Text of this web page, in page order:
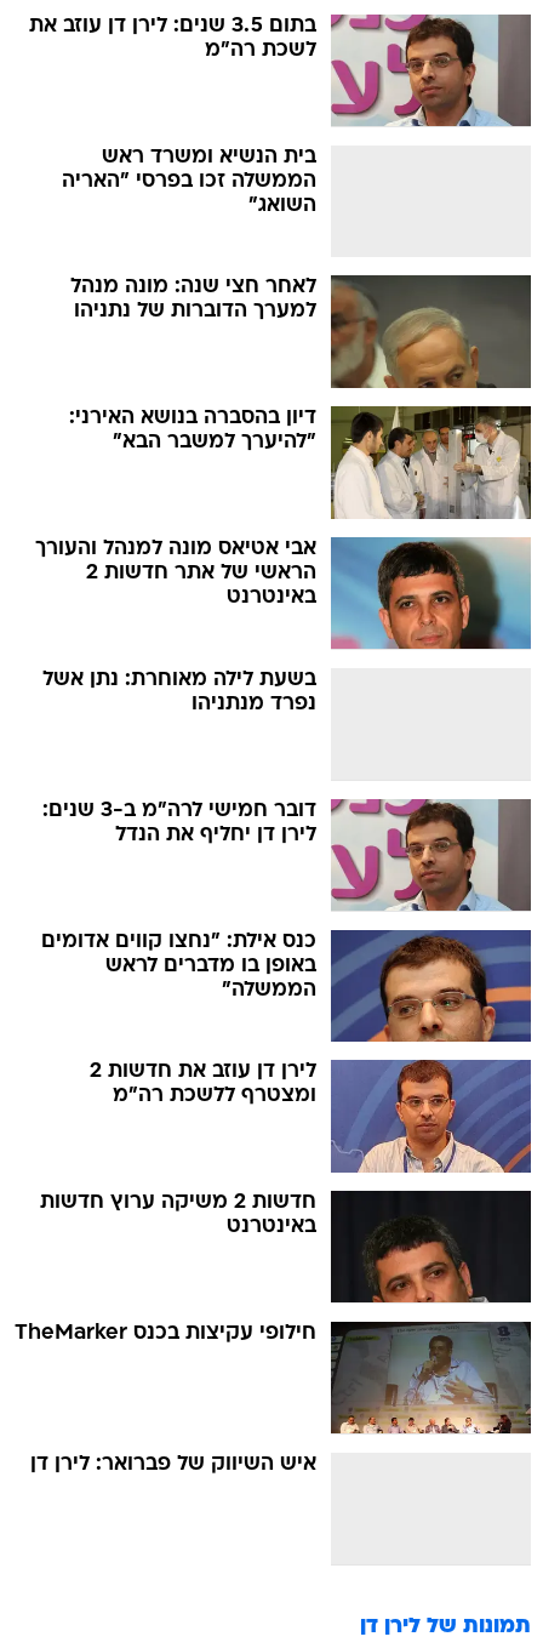
בתום 3.5 שנים: לירן דן עוזב את
לשכת רה"מ
בית הנשיא ומשרד ראש
הממשלה זכו בפרסי "האריה
השואג"
לאחר חצי שנה: מונה מנהל
למערך הדוברות של נתניהו
דיון בהסברה בנושא האירני:
"להיערך למשבר הבא"
אבי אטיאס מונה למנהל והעורך
הראשי של אתר חדשות 2
באינטרנט
בשעת לילה מאוחרת: נתן אשל
נפרד מנתניהו
דובר חמישי לרה"מ ב-3 שנים:
לירן דן יחליף את הנדל
כנס אילת: "נחצו קווים אדומים
באופן בו מדברים לראש
הממשלה"
לירן דן עוזב את חדשות 2
ומצטרף ללשכת רה"מ
חדשות 2 משיקה ערוץ חדשות
באינטרנט
חילופי עקיצות בכנס TheMarker
איש השיווק של פברואר: לירן דן
תמונות של לירן דן